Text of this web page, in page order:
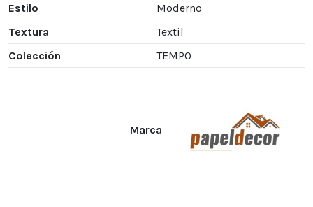
Estilo
Moderno
Textura
Textil
Colección
TEMPO
Marca